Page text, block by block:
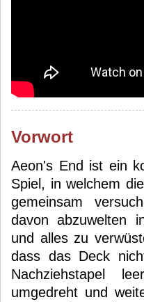
Vorwort
Aeon's End ist ein
Spiel, in welchem
gemeinsam
davon abzuwelten
und alles zu
dass das Deck
Nachziehstapel
umgedreht und